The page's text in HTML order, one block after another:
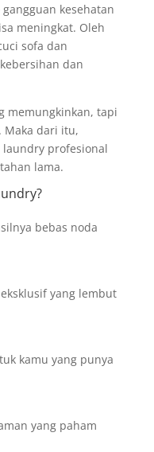
kesehatan
meningkat. Oleh
sofa dan
dan
memungkinkan, tapi
Maka dari itu,
profesional
lama.
bebas noda
yang lembut
kamu yang punya
yang paham